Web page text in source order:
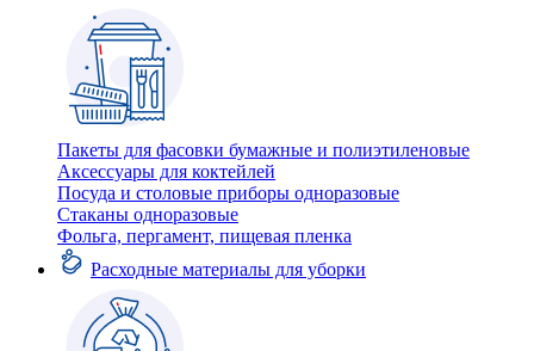
Пакеты для фасовки бумажные и полиэтиленовые
Аксессуары для коктейлей
Посуда и столовые приборы одноразовые
Стаканы одноразовые
Фольга, пергамент, пищевая пленка
Расходные материалы для уборки